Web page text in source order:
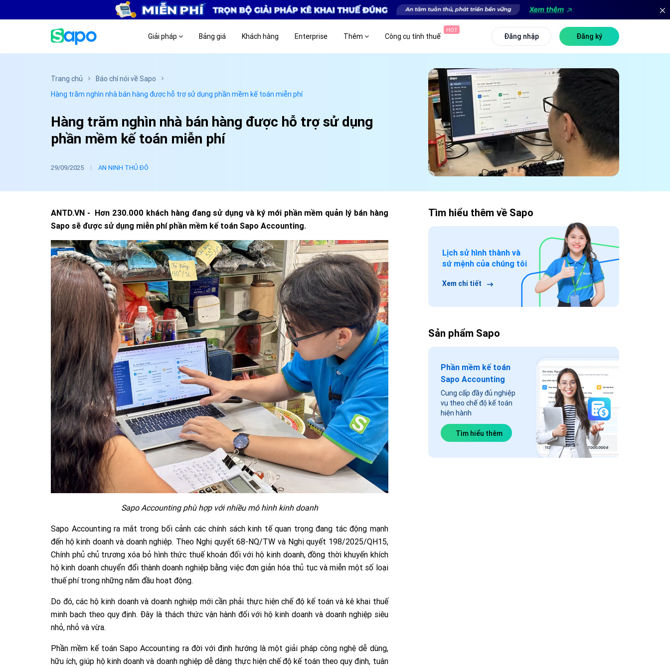
Giải pháp Bảng giá Khách hàng Enterprise Thêm Công cụ tính thuế
HOT
Đăng nhập Đăng ký
Trang chủ
Báo chí nói về Sapo
Hàng trăm nghìn nhà bán hàng được hỗ trợ sử dụng phần mềm kế toán miễn phí
Hàng trăm nghìn nhà bán hàng được hỗ trợ sử dụng
phần mềm kế toán miễn phí
29/09/2025 | AN NINH THỦ ĐÔ
ANTD.VN - Hơn 230.000 khách hàng đang sử dụng và ký mới phần mềm quản lý bán hàng
Sapo sẽ được sử dụng miễn phí phần mềm kế toán Sapo Accounting.
Sapo Accounting phù hợp với nhiều mô hình kinh doanh
Sapo Accounting ra mắt trong bối cảnh các chính sách kinh tế quan trọng đang tác động mạnh
đến hộ kinh doanh và doanh nghiệp. Theo Nghị quyết 68-NQ/TW và Nghị quyết 198/2025/QH15,
Chính phủ chủ trương xóa bỏ hình thức thuế khoán đối với hộ kinh doanh, đồng thời khuyến khích
hộ kinh doanh chuyển đổi thành doanh nghiệp bằng việc đơn giản hóa thủ tục và miễn một số loại
thuế phí trong những năm đầu hoạt động.
Do đó, các hộ kinh doanh và doanh nghiệp mới cần phải thực hiện chế độ kế toán và kê khai thuế
minh bạch theo quy định. Đây là thách thức vận hành đối với hộ kinh doanh và doanh nghiệp siêu
nhỏ, nhỏ và vừa.
Phần mềm kế toán Sapo Accounting ra đời với định hướng là một giải pháp công nghệ dễ dùng,
hữu ích, giúp hộ kinh doanh và doanh nghiệp dễ dàng thực hiện chế độ kế toán theo quy định, tuân
Tìm hiểu thêm về Sapo
Lịch sử hình thành và
sứ mệnh của chúng tôi
Xem chi tiết
Sản phẩm Sapo
Phần mềm kế toán
Sapo Accounting
Cung cấp đầy đủ nghiệp
vụ theo chế độ kế toán
hiện hành
Tìm hiểu thêm